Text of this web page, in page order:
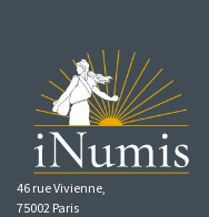
46 rue Vivienne,
75002 Paris